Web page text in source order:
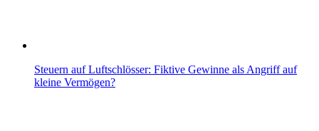
Steuern auf Luftschlösser: Fiktive Gewinne als Angriff auf
kleine Vermögen?